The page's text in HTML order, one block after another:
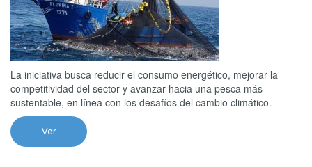
La iniciativa busca reducir el consumo energético, mejorar la
competitividad del sector y avanzar hacia una pesca más
sustentable, en línea con los desafíos del cambio climático.
Ver